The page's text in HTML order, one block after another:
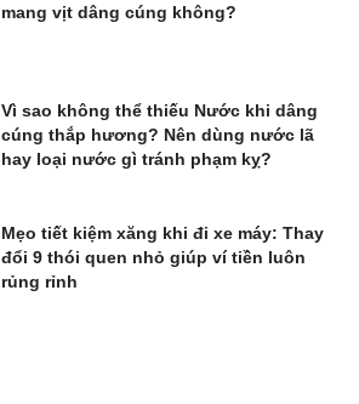
mang vịt dâng cúng không?
Vì sao không thể thiếu Nước khi dâng
cúng thắp hương? Nên dùng nước lã
hay loại nước gì tránh phạm kỵ?
Mẹo tiết kiệm xăng khi đi xe máy: Thay
đổi 9 thói quen nhỏ giúp ví tiền luôn
rủng rỉnh